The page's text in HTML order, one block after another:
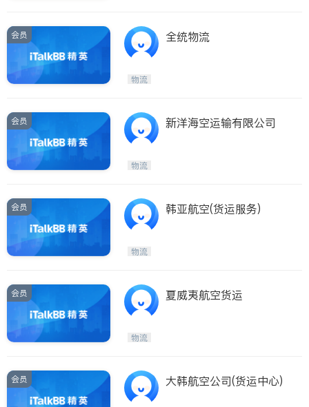
会员 全统物流
物流
会员 新洋海空运输有限公司
物流
会员 韩亚航空(货运服务)
物流
会员 夏威夷航空货运
物流
会员 大韩航空公司(货运中心)